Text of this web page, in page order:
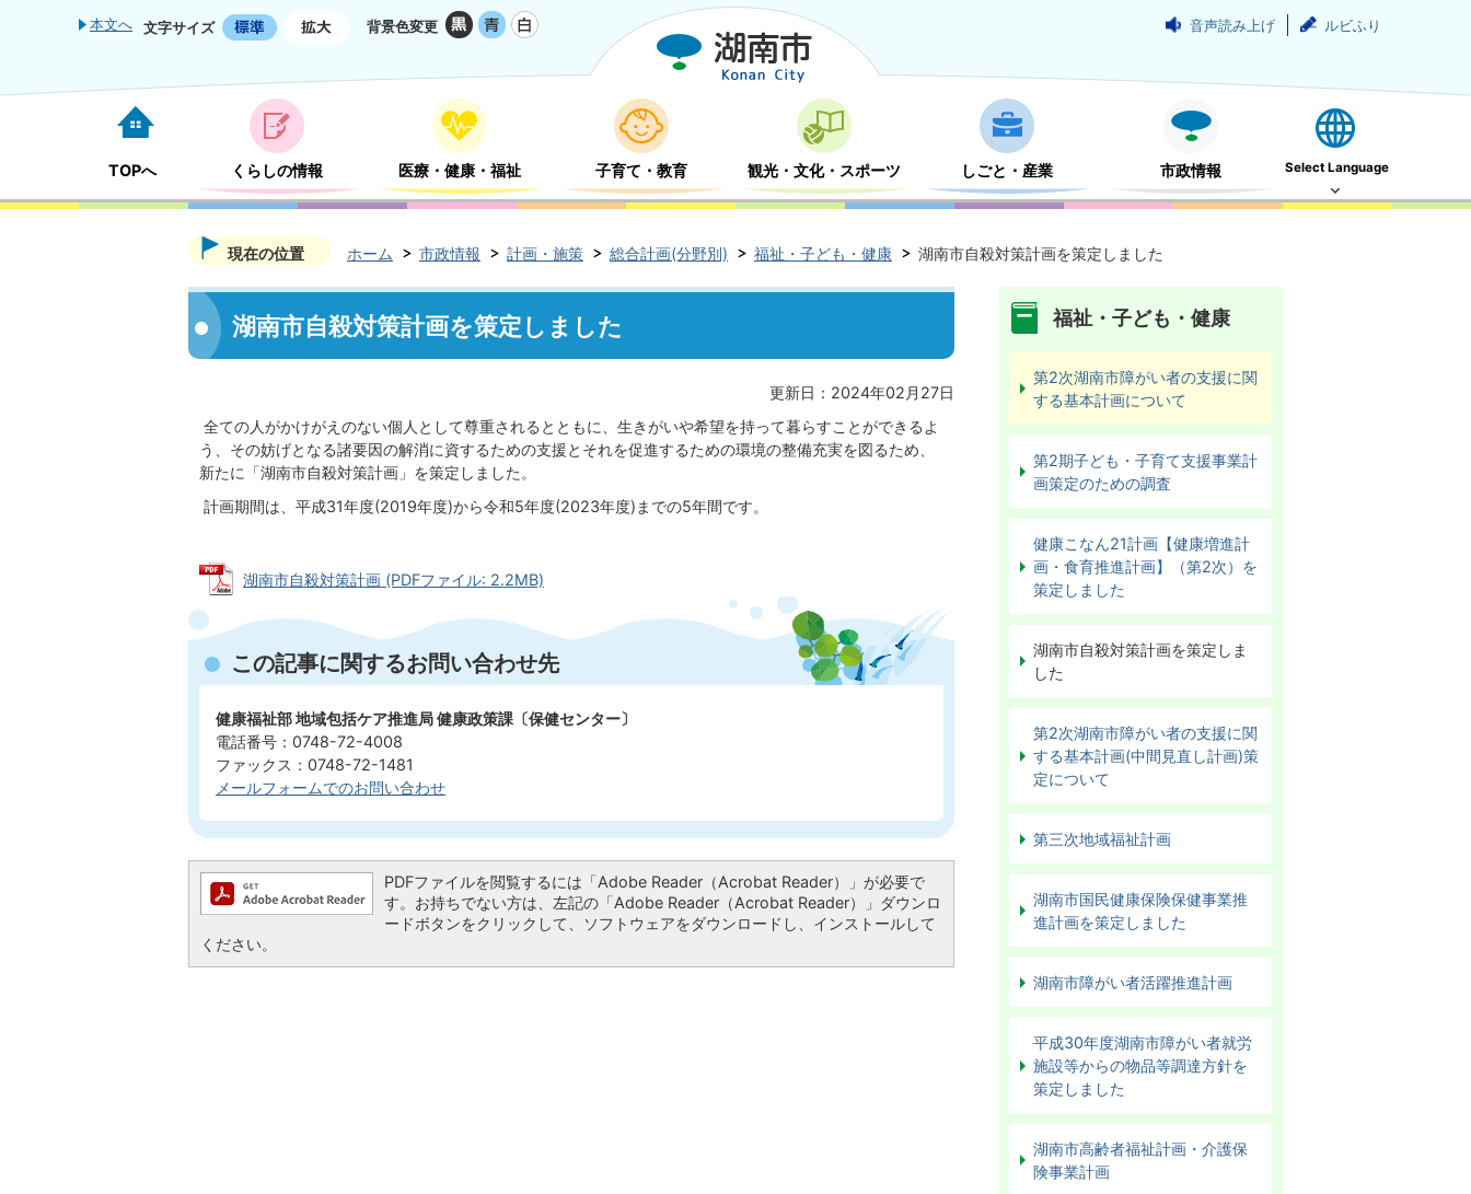
本文へ 文字サイズ 背景色変更 音声読み上げ ルビふり
TOPへ くらしの情報 医療・健康・福祉 子育て・教育 観光・文化・スポーツ しごと・産業 市政情報 Select Language
現在の位置 ホーム 市政情報 計画・施策 総合計画(分野別) 福祉・子ども・健康 湖南市自殺対策計画を策定しました
湖南市自殺対策計画を策定しました
更新日：2024年02月27日
全ての人がかけがえのない個人として尊重されるとともに、生きがいや希望を持って暮らすことができるよ
う、その妨げとなる諸要因の解消に資するための支援とそれを促進するための環境の整備充実を図るため、
新たに「湖南市自殺対策計画」を策定しました。
計画期間は、平成31年度(2019年度)から令和5年度(2023年度)までの5年間です。
湖南市自殺対策計画 (PDFファイル: 2.2MB)
この記事に関するお問い合わせ先
健康福祉部 地域包括ケア推進局 健康政策課〔保健センター〕
電話番号：0748-72-4008
ファックス：0748-72-1481
メールフォームでのお問い合わせ
PDFファイルを閲覧するには「Adobe Reader（Acrobat Reader）」が必要で
す。お持ちでない方は、左記の「Adobe Reader（Acrobat Reader）」ダウンロ
ードボタンをクリックして、ソフトウェアをダウンロードし、インストールして
ください。
福祉・子ども・健康
第2次湖南市障がい者の支援に関
する基本計画について
第2期子ども・子育て支援事業計
画策定のための調査
健康こなん21計画【健康増進計
画・食育推進計画】（第2次）を
策定しました
湖南市自殺対策計画を策定しま
した
第2次湖南市障がい者の支援に関
する基本計画(中間見直し計画)策
定について
第三次地域福祉計画
湖南市国民健康保険保健事業推
進計画を策定しました
湖南市障がい者活躍推進計画
平成30年度湖南市障がい者就労
施設等からの物品等調達方針を
策定しました
湖南市高齢者福祉計画・介護保
険事業計画